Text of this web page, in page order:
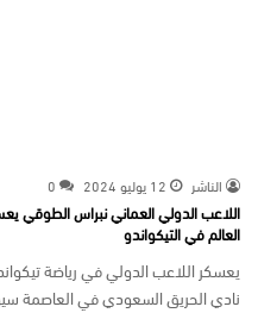
الناشر 12 يوليو 2024 0
اللاعب الدولي العماني نبراس الطوقي
العالم في التيكواندو
يعسكر اللاعب الدولي في رياضة
نادي الحريق السعودي في العاصمة